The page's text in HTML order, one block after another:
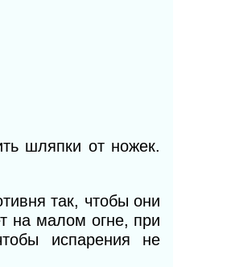
шляпки от ножек.
так, чтобы они
на малом огне, при
испарения не